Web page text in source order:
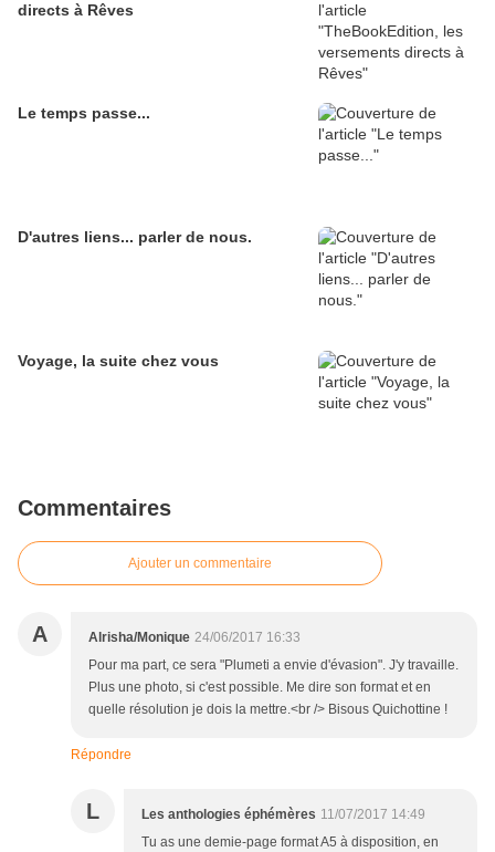
directs à Rêves
Le temps passe...
D'autres liens... parler de nous.
Voyage, la suite chez vous
Commentaires
Ajouter un commentaire
A Alrisha/Monique 24/06/2017 16:33
Pour ma part, ce sera "Plumeti a envie d'évasion". J'y travaille.
Plus une photo, si c'est possible. Me dire son format et en
quelle résolution je dois la mettre.<br /> Bisous Quichottine !
Répondre
L Les anthologies éphémères 11/07/2017 14:49
Tu as une demie-page format A5 à disposition, en